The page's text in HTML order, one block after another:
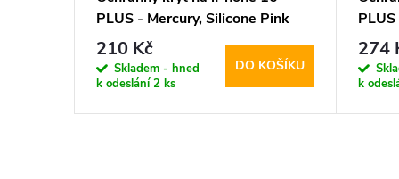
PLUS - Mercury, Silicone Pink
Sand
210 Kč
Skladem - hned
k odeslání2 ks
DO KOŠÍKU
274
k